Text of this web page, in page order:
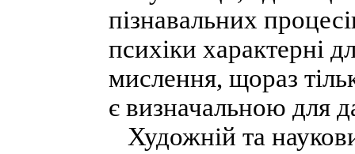
пізнавальних
психіки характерні
мислення, щораз
є визначальною для
Художній та